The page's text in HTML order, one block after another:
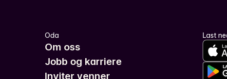
Oda
Om oss
Jobb og karriere
Inviter venner
Last